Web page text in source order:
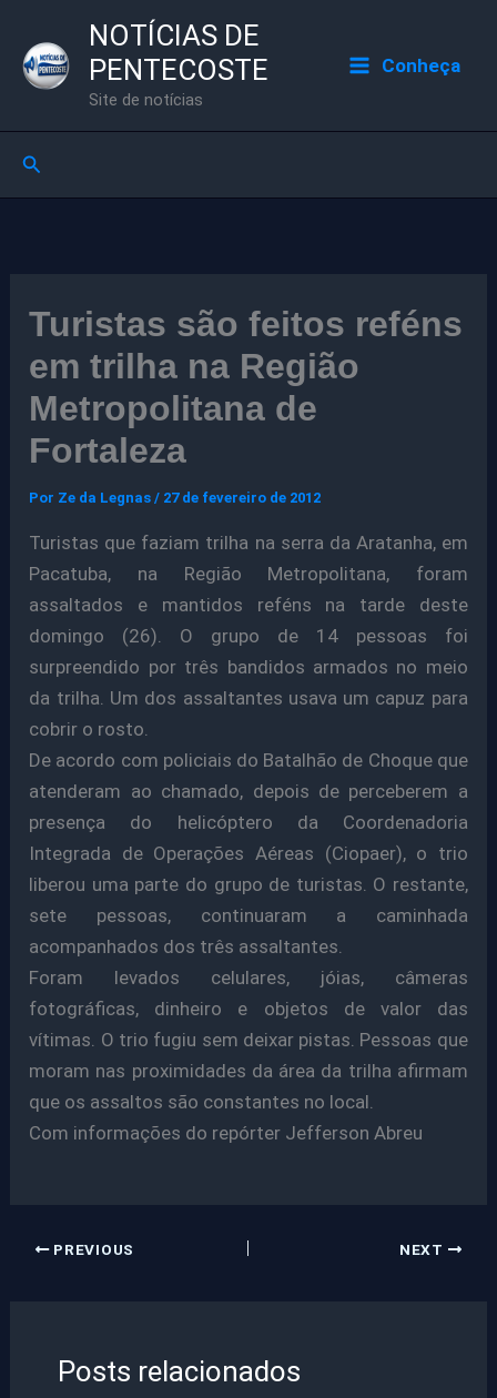
para
NOTÍCIAS DE
PENTECOSTE
Site de notícias
Conheça
Pesquisar
Turistas são feitos reféns
em trilha na Região
Metropolitana de
Fortaleza
Por Ze da Legnas/ 27 de fevereiro de 2012
Turistas que faziam trilha na serra da Aratanha, em
Pacatuba, na Região Metropolitana, foram
assaltados e mantidos reféns na tarde deste
domingo (26). O grupo de 14 pessoas foi
surpreendido por três bandidos armados no meio
da trilha. Um dos assaltantes usava um capuz para
cobrir o rosto.
De acordo com policiais do Batalhão de Choque que
atenderam ao chamado, depois de perceberem a
presença do helicóptero da Coordenadoria
Integrada de Operações Aéreas (Ciopaer), o trio
liberou uma parte do grupo de turistas. O restante,
sete pessoas, continuaram a caminhada
acompanhados dos três assaltantes.
Foram levados celulares, jóias, câmeras
fotográficas, dinheiro e objetos de valor das
vítimas. O trio fugiu sem deixar pistas. Pessoas que
moram nas proximidades da área da trilha afirmam
que os assaltos são constantes no local.
Com informações do repórter Jefferson Abreu
PREVIOUS NEXT
Posts relacionados